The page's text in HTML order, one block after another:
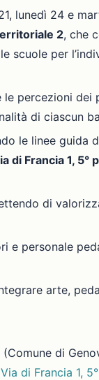
lunedì 24 e
2, che
per
percezioni dei
di ciascun
le linee guida
di Francia 1, 5°
di
e personale
arte,
di
Via di Francia 1,